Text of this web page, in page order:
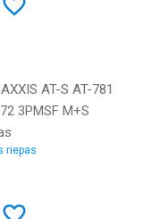
AT-S AT-781
3PMSF M+S
riepas